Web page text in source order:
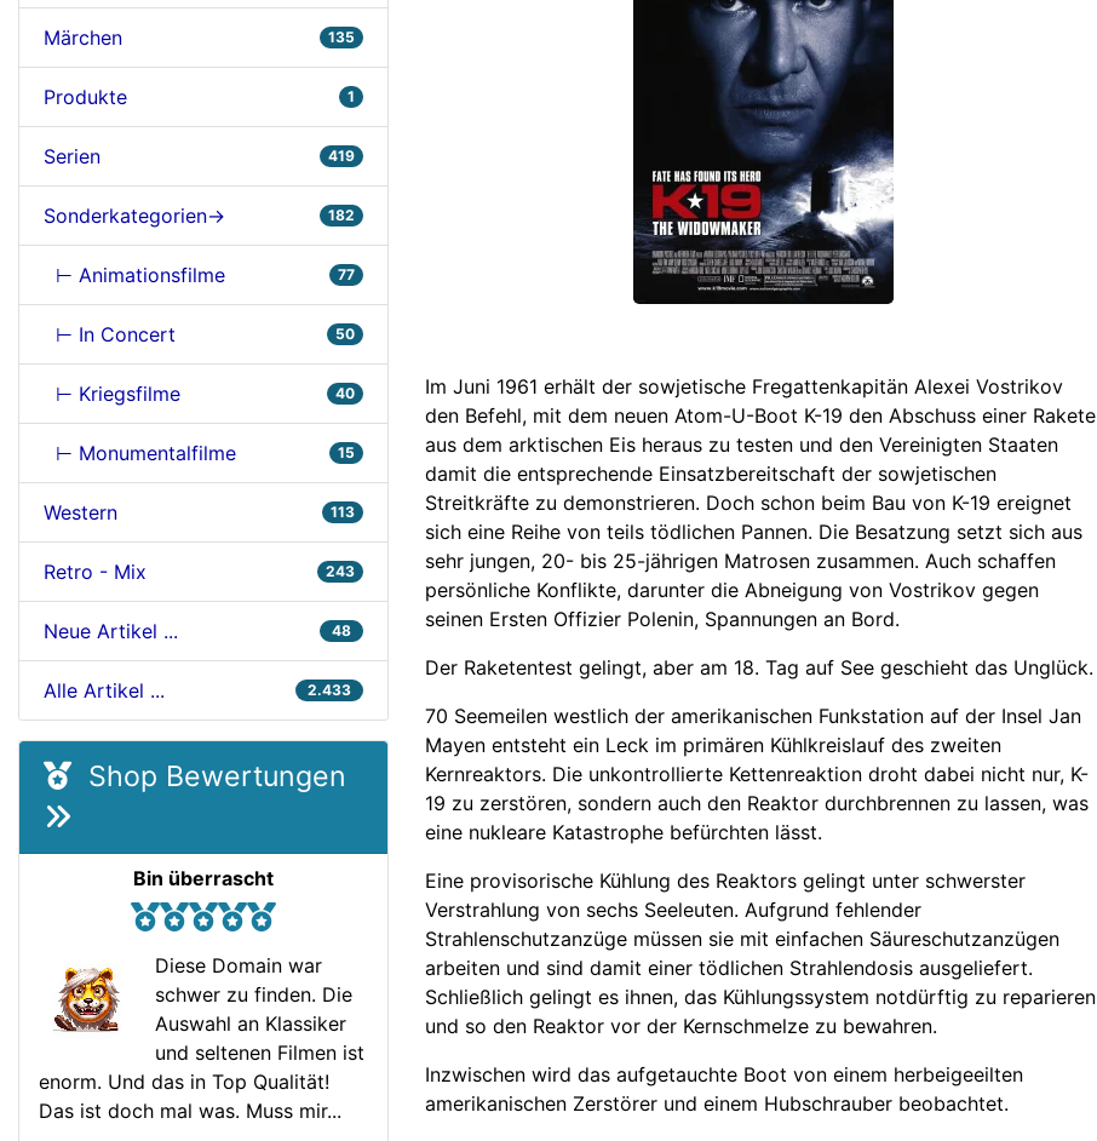
Märchen 135
Produkte 1
Serien 419
Sonderkategorien-> 182
⊢ Animationsfilme 77
⊢ In Concert 50
⊢ Kriegsfilme 40
⊢ Monumentalfilme 15
Western 113
Retro - Mix 243
Neue Artikel ... 48
Alle Artikel ... 2.433
Shop Bewertungen
Bin überrascht
Diese Domain war
schwer zu finden. Die
Auswahl an Klassiker
und seltenen Filmen ist
enorm. Und das in Top Qualität!
Das ist doch mal was. Muss mir...
Im Juni 1961 erhält der sowjetische Fregattenkapitän Alexei Vostrikov
den Befehl, mit dem neuen Atom-U-Boot K-19 den Abschuss einer Rakete
aus dem arktischen Eis heraus zu testen und den Vereinigten Staaten
damit die entsprechende Einsatzbereitschaft der sowjetischen
Streitkräfte zu demonstrieren. Doch schon beim Bau von K-19 ereignet
sich eine Reihe von teils tödlichen Pannen. Die Besatzung setzt sich aus
sehr jungen, 20- bis 25-jährigen Matrosen zusammen. Auch schaffen
persönliche Konflikte, darunter die Abneigung von Vostrikov gegen
seinen Ersten Offizier Polenin, Spannungen an Bord.
Der Raketentest gelingt, aber am 18. Tag auf See geschieht das Unglück.
70 Seemeilen westlich der amerikanischen Funkstation auf der Insel Jan
Mayen entsteht ein Leck im primären Kühlkreislauf des zweiten
Kernreaktors. Die unkontrollierte Kettenreaktion droht dabei nicht nur, K-
19 zu zerstören, sondern auch den Reaktor durchbrennen zu lassen, was
eine nukleare Katastrophe befürchten lässt.
Eine provisorische Kühlung des Reaktors gelingt unter schwerster
Verstrahlung von sechs Seeleuten. Aufgrund fehlender
Strahlenschutzanzüge müssen sie mit einfachen Säureschutzanzügen
arbeiten und sind damit einer tödlichen Strahlendosis ausgeliefert.
Schließlich gelingt es ihnen, das Kühlungssystem notdürftig zu reparieren
und so den Reaktor vor der Kernschmelze zu bewahren.
Inzwischen wird das aufgetauchte Boot von einem herbeigeeilten
amerikanischen Zerstörer und einem Hubschrauber beobachtet.